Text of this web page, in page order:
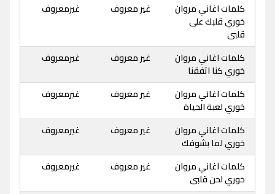
كلمات اغاني مروان
خوري قلبك على
قلبى
غير معروف غيرمعروف
كلمات اغاني مروان
خوري كنا اتفقنا
غير معروف غيرمعروف
كلمات اغاني مروان
خوري لعبة الحياة
غير معروف غيرمعروف
كلمات اغاني مروان
خوري لما بشوفك
غير معروف غيرمعروف
كلمات اغاني مروان
خوري لحن قلبى
غير معروف غيرمعروف